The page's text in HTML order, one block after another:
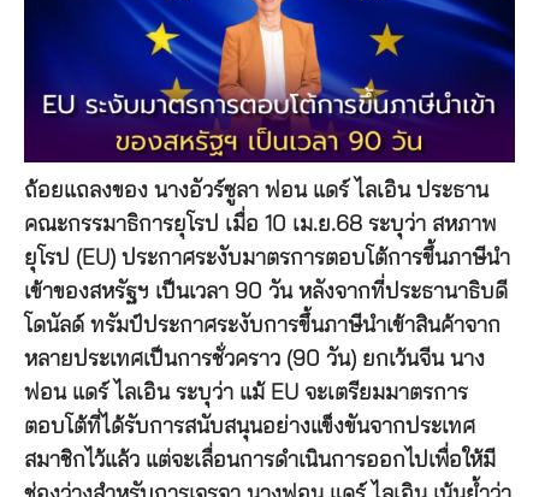
ถ้อยแถลงของ นางอัวร์ซูลา ฟอน แดร์ ไลเอิน ประธาน
คณะกรรมาธิการยุโรป เมื่อ 10 เม.ย.68 ระบุว่า สหภาพ
ยุโรป (EU) ประกาศระงับมาตรการตอบโต้การขึ้นภาษีนำ
เข้าของสหรัฐฯ เป็นเวลา 90 วัน หลังจากที่ประธานาธิบดี
โดนัลด์ ทรัมป์ประกาศระงับการขึ้นภาษีนำเข้าสินค้าจาก
หลายประเทศเป็นการชั่วคราว (90 วัน) ยกเว้นจีน นาง
ฟอน แดร์ ไลเอิน ระบุว่า แม้ EU จะเตรียมมาตรการ
ตอบโต้ที่ได้รับการสนับสนุนอย่างแข็งขันจากประเทศ
สมาชิกไว้แล้ว แต่จะเลื่อนการดำเนินการออกไปเพื่อให้มี